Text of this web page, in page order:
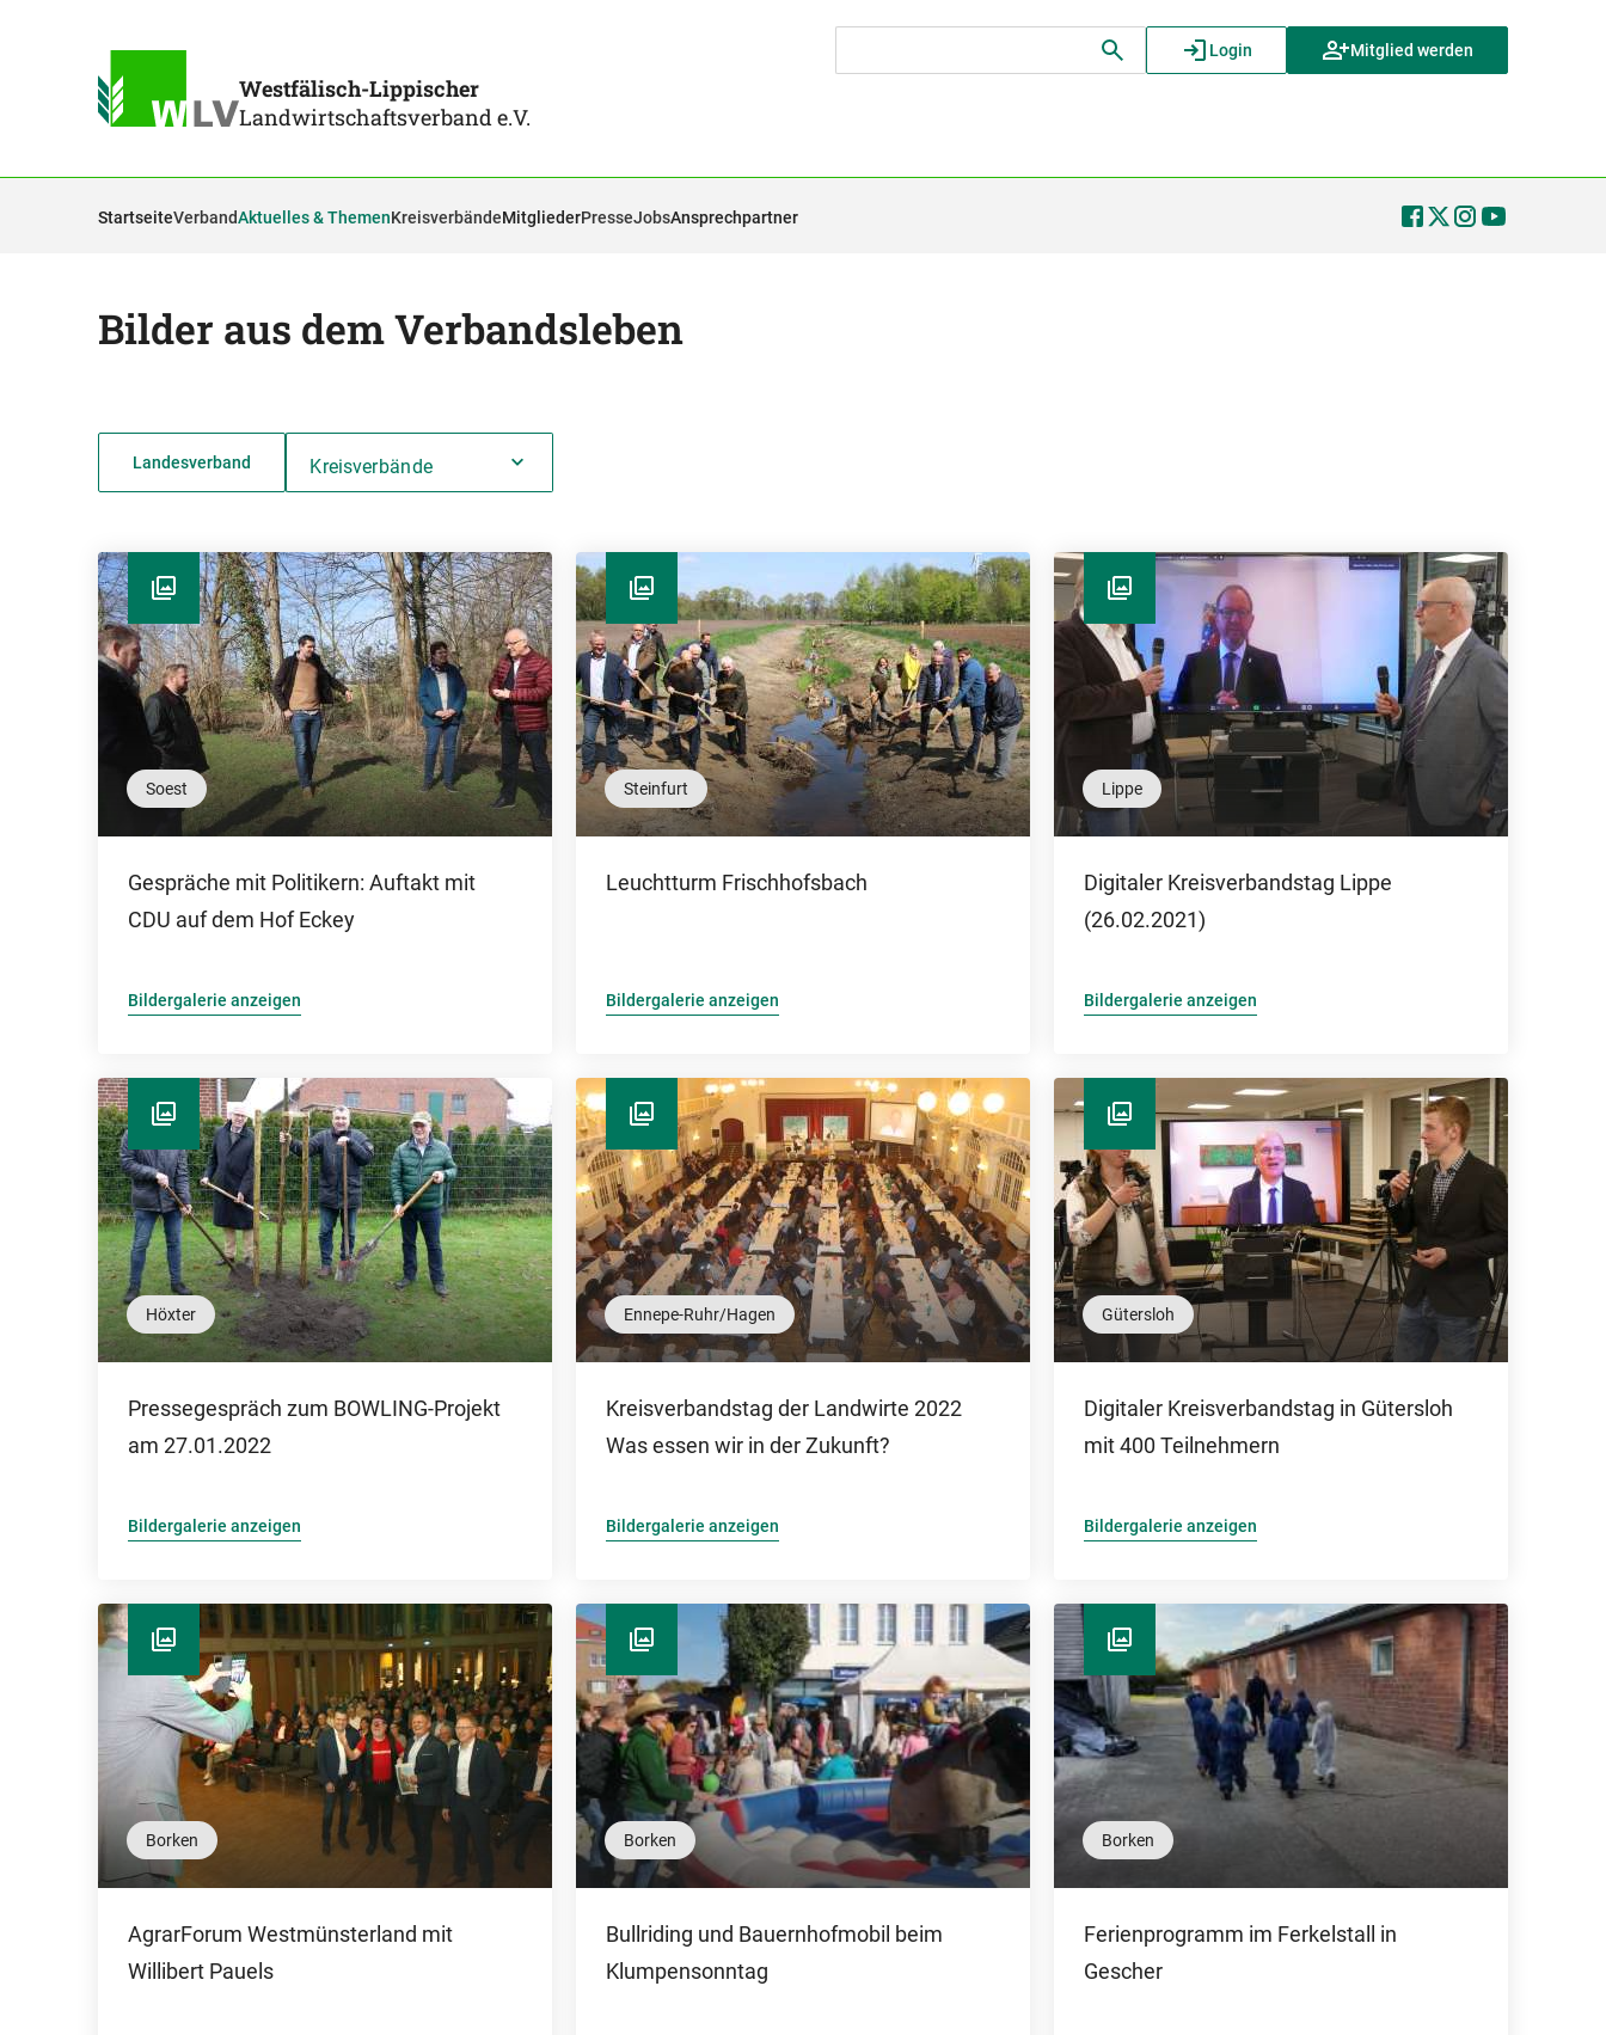
Westfälisch-Lippischer
Landwirtschaftsverband e.V.
Login Mitglied werden
StartseiteVerbandAktuelles & ThemenKreisverbändeMitgliederPresseJobsAnsprechpartner
Bilder aus dem Verbandsleben
Landesverband Kreisverbände
Soest
Gespräche mit Politikern: Auftakt mit
CDU auf dem Hof Eckey
Bildergalerie anzeigen
Steinfurt
Leuchtturm Frischhofsbach
Bildergalerie anzeigen
Lippe
Digitaler Kreisverbandstag Lippe
(26.02.2021)
Bildergalerie anzeigen
Höxter
Pressegespräch zum BOWLING-Projekt
am 27.01.2022
Bildergalerie anzeigen
Ennepe-Ruhr/Hagen
Kreisverbandstag der Landwirte 2022
Was essen wir in der Zukunft?
Bildergalerie anzeigen
Gütersloh
Digitaler Kreisverbandstag in Gütersloh
mit 400 Teilnehmern
Bildergalerie anzeigen
Borken
AgrarForum Westmünsterland mit
Willibert Pauels
Borken
Bullriding und Bauernhofmobil beim
Klumpensonntag
Borken
Ferienprogramm im Ferkelstall in
Gescher